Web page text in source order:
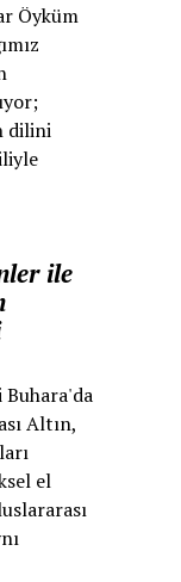
Öyküm
dilini
ile
Altın,
el